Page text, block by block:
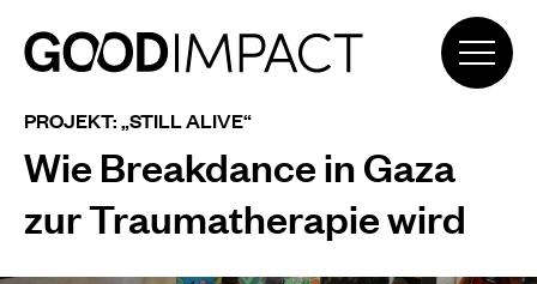
PROJEKT: „STILL ALIVE“
Wie Breakdance in Gaza
zur Traumatherapie wird